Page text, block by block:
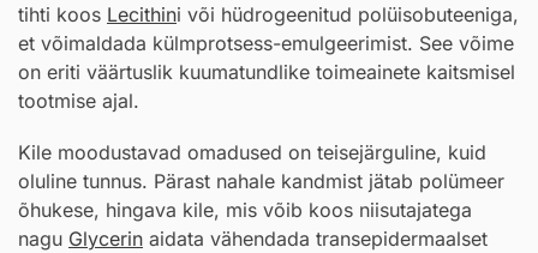
tihti koos Lecithini või hüdrogeenitud polüisobuteeniga,
et võimaldada külmprotsess-emulgeerimist. See võime
on eriti väärtuslik kuumatundlike toimeainete kaitsmisel
tootmise ajal.
Kile moodustavad omadused on teisejärguline, kuid
oluline tunnus. Pärast nahale kandmist jätab polümeer
õhukese, hingava kile, mis võib koos niisutajatega
nagu Glycerin aidata vähendada transepidermaalset